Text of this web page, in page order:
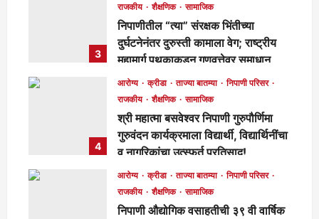
3
राजकीय
शैक्षणिक सामाजिक
निपाणीतील “त्या” संरक्षक भिंतीच्या
दुर्घटनेनंतर दुरुस्ती कामाला वेग; राष्ट्रीय
महामार्ग पथकाकडून गुणवत्तेवर समाधान,
लवकरच काम पूर्ण होणार!
मुख्य संपादक 2 days ago
4
आरोग्य क्रीडा ताज्या बातम्या
निपाणी परिसर
राजकीय
शैक्षणिक सामाजिक
श्री महात्मा बसवेश्वर निपाणी गुरुपौर्णिमा
गुरुवंदन कार्यक्रमाला विद्यार्थी, विद्यार्थिनींचा
व नागरिकांचा उत्स्फूर्त प्रतिसाद!
मुख्य संपादक 6 days ago 133
आरोग्य क्रीडा ताज्या बातम्या
निपाणी परिसर
राजकीय
शैक्षणिक सामाजिक
निपाणी औद्योगिक वसाहतीची ३९ वी वार्षिक